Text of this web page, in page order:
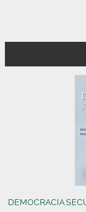
DEMOCRACIA